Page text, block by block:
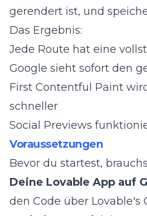
gerendert ist, und
Das Ergebnis:
Jede Route hat eine
Google sieht sofort den
First Contentful Paint
schneller
Social Previews
Voraussetzungen
Bevor du startest,
Deine Lovable App auf
den Code über Lovable's